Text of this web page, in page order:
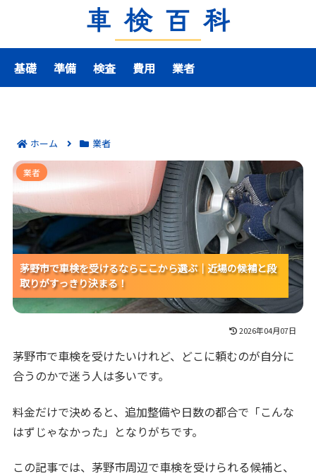
基礎 準備 検査 費用 業者
ホーム 業者
茅野市で車検を受けるならここから選ぶ｜近場の候補
と段取りがすっきり決まる！
茅野市で車検を受けるならここから選ぶ｜近場の候補と段
取りがすっきり決まる！
茅野市で車検を受けるならここから選ぶ｜近場の候補と段
取りがすっきり決まる！
茅野市で車検を受けるならここから選ぶ｜近場の候補と段
取りがすっきり決まる！
業者
2026年04月07日
茅野市で車検を受けたいけれど、どこに頼むのが自分に
合うのかで迷う人は多いです。
料金だけで決めると、追加整備や日数の都合で「こんな
はずじゃなかった」となりがちです。
この記事では、茅野市周辺で車検を受けられる候補と、